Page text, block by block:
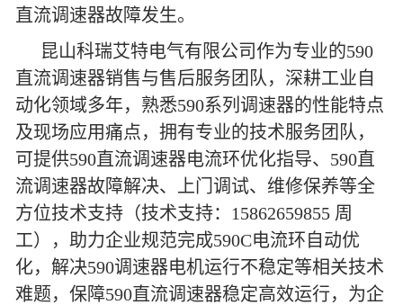
直流调速器故障发生。
昆山科瑞艾特电气有限公司作为专业的590
直流调速器销售与售后服务团队，深耕工业自
动化领域多年，熟悉590系列调速器的性能特点
及现场应用痛点，拥有专业的技术服务团队，
可提供590直流调速器电流环优化指导、590直
流调速器故障解决、上门调试、维修保养等全
方位技术支持（技术支持：15862659855 周
工），助力企业规范完成590C电流环自动优
化，解决590调速器电机运行不稳定等相关技术
难题，保障590直流调速器稳定高效运行，为企